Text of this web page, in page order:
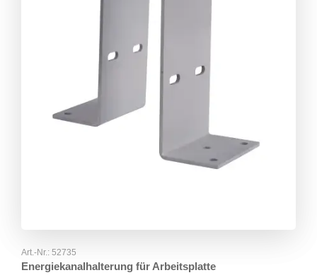
Art.-Nr.: 52735
Energiekanalhalterung für Arbeitsplatte